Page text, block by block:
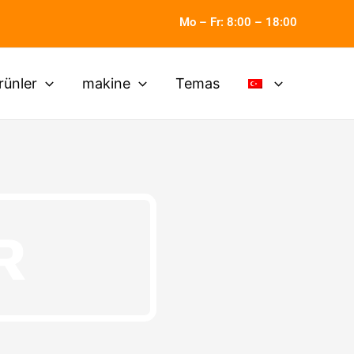
Mo – Fr: 8:00 – 18:00
makine Temas